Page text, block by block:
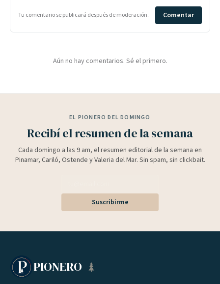
Tu comentario se publicará después de moderación. Comentar
Aún no hay comentarios. Sé el primero.
EL PIONERO DEL DOMINGO
Recibí el resumen de la semana
Cada domingo a las 9 am, el resumen editorial de la semana en
Pinamar, Cariló, Ostende y Valeria del Mar. Sin spam, sin clickbait.
Suscribirme
PIONERO